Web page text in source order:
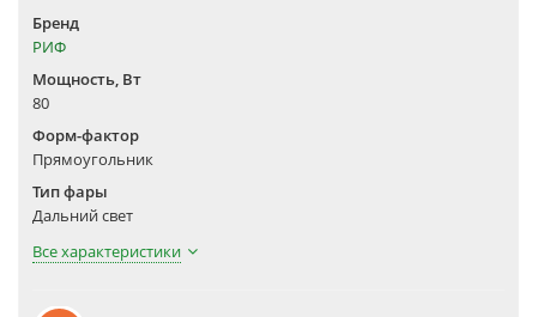
Бренд
РИФ
Мощность, Вт
80
Форм-фактор
Прямоугольник
Тип фары
Дальний свет
Все характеристики